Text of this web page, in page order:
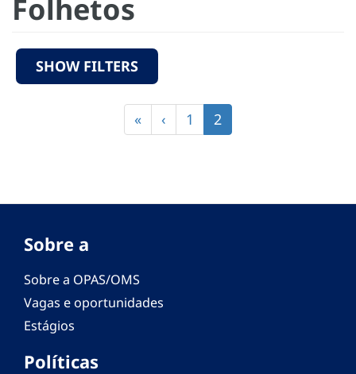
Folhetos
SHOW FILTERS
Primeira
página
«
Página
anterior
‹ Página
1
Página
atual
2
Sobre a
Sobre a OPAS/OMS
Vagas e oportunidades
Estágios
Políticas